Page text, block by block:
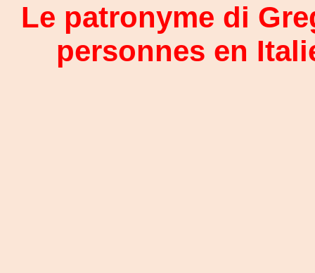
Le patronyme di
personnes en